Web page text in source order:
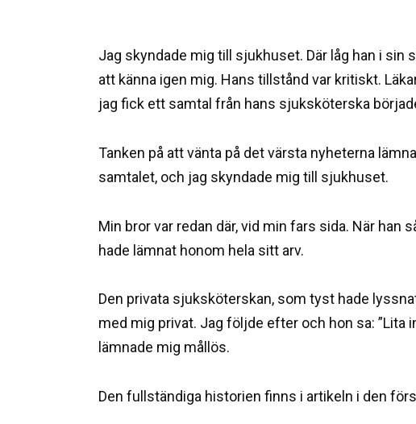
Jag skyndade mig till sjukhuset. Där låg han i sin
att känna igen mig. Hans tillstånd var kritiskt.
jag fick ett samtal från hans sjuksköterska
Tanken på att vänta på det värsta nyheterna
samtalet, och jag skyndade mig till sjukhuset.
Min bror var redan där, vid min fars sida. När han
hade lämnat honom hela sitt arv.
Den privata sjuksköterskan, som tyst hade
med mig privat. Jag följde efter och hon sa: ”Lita
lämnade mig mållös.
Den fullständiga historien finns i artikeln i den